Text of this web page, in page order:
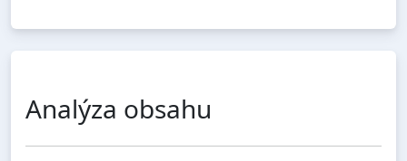
Analýza obsahu